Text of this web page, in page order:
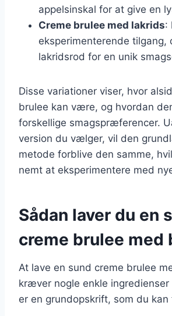
appelsinskal for at give en
Creme brulee med lakrids:
eksperimenterende tilgang,
lakridsrod for en unik
Disse variationer viser, hvor
brulee kan være, og hvordan
forskellige smagspræferencer.
version du vælger, vil den
metode forblive den samme,
nemt at eksperimentere med
Sådan laver du en
creme brulee
At lave en sund creme brulee
kræver nogle enkle
er en grundopskrift, som du kan